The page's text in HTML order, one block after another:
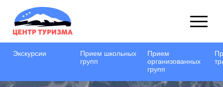
Экскурсии
Прием школьных
групп
Прием
организованных
групп